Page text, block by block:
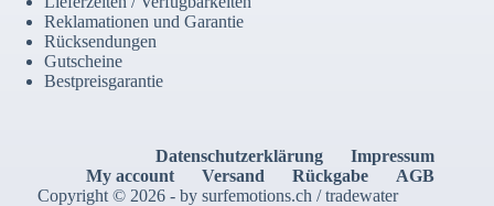
Reklamationen und Garantie
Rücksendungen
Gutscheine
Bestpreisgarantie
Datenschutzerklärung
Impressum
My account
Versand Rückgabe
AGB
Copyright © 2026 - by surfemotions.ch / tradewater